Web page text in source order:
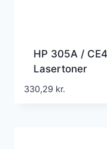
HP 305A /
Lasertoner
330,29 kr.